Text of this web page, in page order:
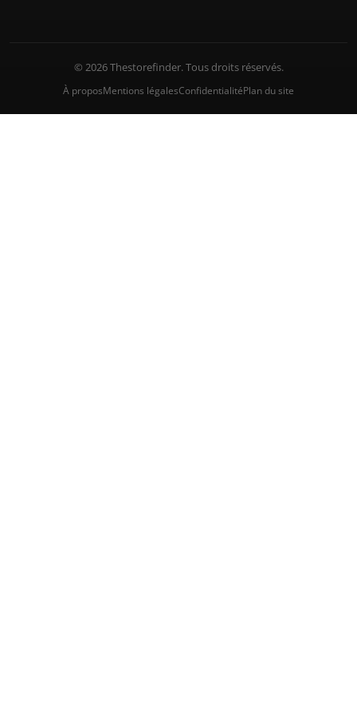
© 2026 Thestorefinder. Tous droits réservés.
À proposMentions légalesConfidentialitéPlan du site